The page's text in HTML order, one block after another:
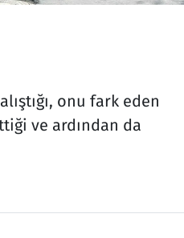
onu fark eden
ve ardından da